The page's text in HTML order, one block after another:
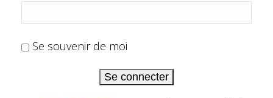
Se souvenir de moi
Se connecter